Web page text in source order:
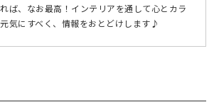
ば、なお最高！インテリアを通して心とカラ
気にすべく、情報をおとどけします♪